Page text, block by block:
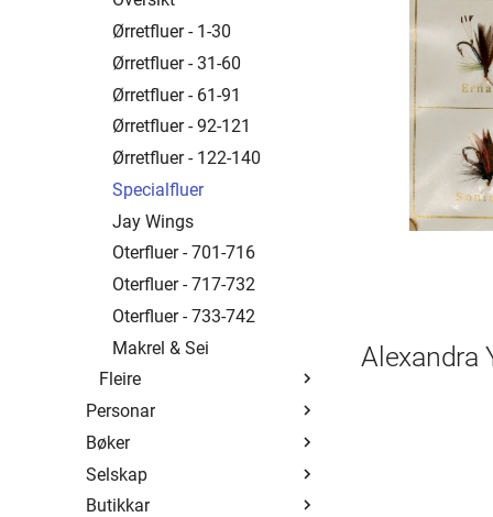
Brown Olive Quill
Cinnamon Gold
Engerdals
Olive Dun
Olive Upright
Red Quill Halford
Verre Enn Minken
1 - 19
20 - 39
40 - 59
60 - 79
80 - 99
100 - 119
120 - 139
140 - 159
160 - 179
180 - 199
200 - 219
220 - 239
240 - 259
260 - 279
280 - 299
300 - 319
Ørretfluer - 1-30
Ørretfluer - 31-60
Ørretfluer - 61-91
Ørretfluer - 92-121
Ørretfluer - 122-140
Specialfluer
Jay Wings
Oterfluer - 701-716
Oterfluer - 717-732
Oterfluer - 733-742
Makrel & Sei
Fleire
Black Tandem
Fluefiskeriets...
Hellefossflua
Krolsen
Personar
Oversikt
André Brun
Christoffer Gaarder
Bøker
Oversikt
DSF
Selskap
Oversikt
Butikkar
Alexandra